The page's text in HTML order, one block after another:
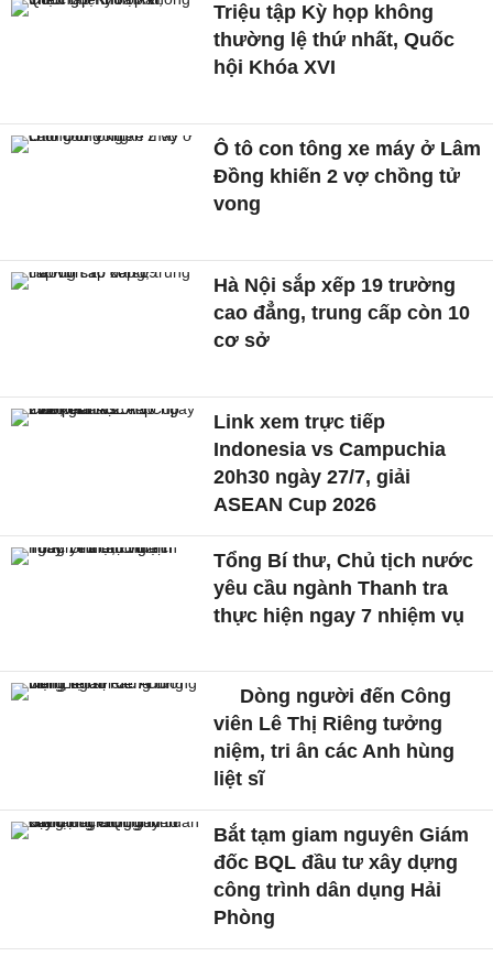
Triệu tập Kỳ họp không
thường lệ thứ nhất, Quốc
hội Khóa XVI
Ô tô con tông xe máy ở Lâm
Đồng khiến 2 vợ chồng tử
vong
Hà Nội sắp xếp 19 trường
cao đẳng, trung cấp còn 10
cơ sở
Link xem trực tiếp
Indonesia vs Campuchia
20h30 ngày 27/7, giải
ASEAN Cup 2026
Tổng Bí thư, Chủ tịch nước
yêu cầu ngành Thanh tra
thực hiện ngay 7 nhiệm vụ
Dòng người đến Công
viên Lê Thị Riêng tưởng
niệm, tri ân các Anh hùng
liệt sĩ
Bắt tạm giam nguyên Giám
đốc BQL đầu tư xây dựng
công trình dân dụng Hải
Phòng